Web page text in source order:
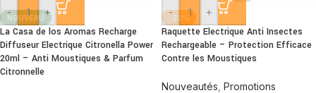
NOUVEAU
- +
La Casa de los Aromas Recharge
Diffuseur Electrique Citronella Power
20ml – Anti Moustiques & Parfum
Citronnelle
-22%
- +
Raquette Electrique Anti Insectes
Rechargeable – Protection Efficace
Contre les Moustiques
Nouveautés Promotions